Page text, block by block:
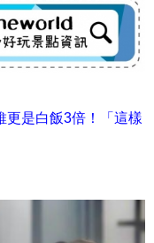
更是白飯3倍！「這樣